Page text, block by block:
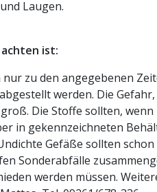
Laugen.
ist:
zu den angegebenen
werden. Die
Die Stoffe sollten,
in gekennzeichneten
Gefäße sollten
Sonderabfälle
werden müssen.